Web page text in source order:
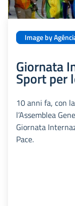
Image by
Giornata
Sport per
10 anni fa, con
l’Assemblea
Giornata
Pace.